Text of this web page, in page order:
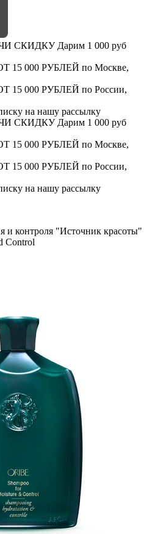
СКИДКУ Дарим 1 000 руб
15 000 РУБЛЕЙ по Москве,
15 000 РУБЛЕЙ по России,
на нашу рассылку
СКИДКУ Дарим 1 000 руб
15 000 РУБЛЕЙ по Москве,
15 000 РУБЛЕЙ по России,
на нашу рассылку
и контроля "Источник красоты"
Control